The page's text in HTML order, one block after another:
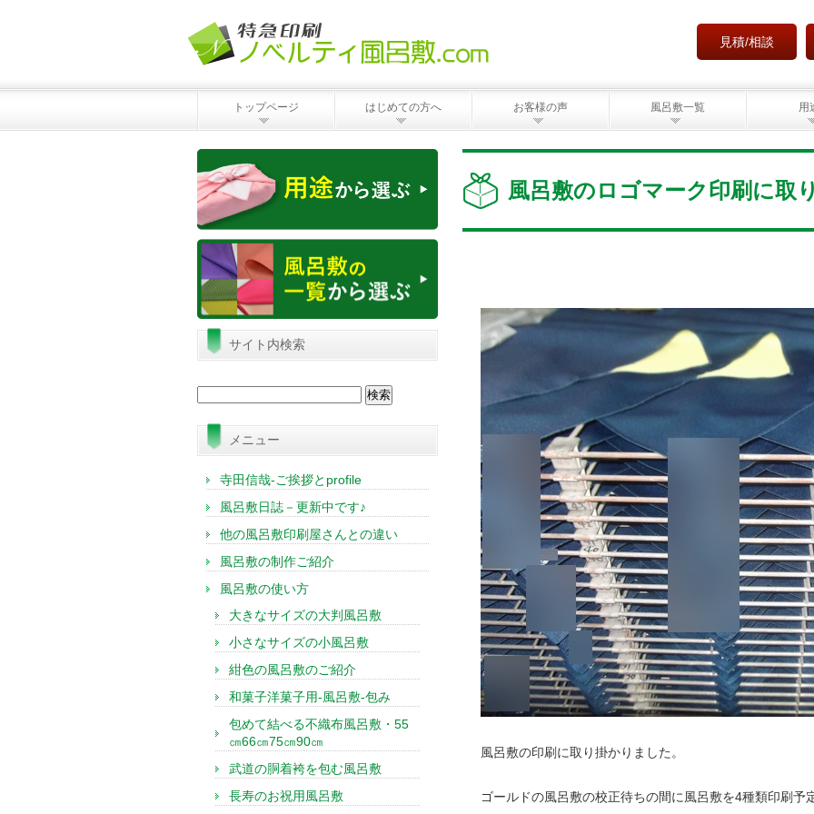
見積/相談
トップページ はじめての方へ お客様の声 風呂敷一覧 用
風呂敷のロゴマーク印刷に取
風呂敷の印刷に取り掛かりました。
ゴールドの風呂敷の校正待ちの間に風呂敷を4種類印刷予
サイト内検索
メニュー
寺田信哉-ご挨拶とprofile
風呂敷日誌－更新中です♪
他の風呂敷印刷屋さんとの違い
風呂敷の制作ご紹介
風呂敷の使い方
大きなサイズの大判風呂敷
小さなサイズの小風呂敷
紺色の風呂敷のご紹介
和菓子洋菓子用-風呂敷-包み
包めて結べる不織布風呂敷・55
㎝66㎝75㎝90㎝
武道の胴着袴を包む風呂敷
長寿のお祝用風呂敷